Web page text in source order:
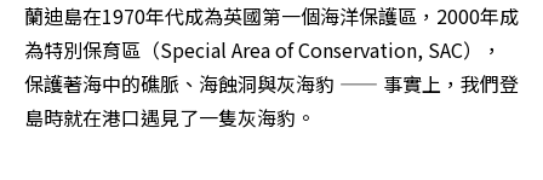
蘭迪島在1970年代成為英國第一個海洋保護區，2000年成
為特別保育區（Special Area of Conservation, SAC），
保護著海中的礁脈、海蝕洞與灰海豹 —— 事實上，我們登
島時就在港口遇見了一隻灰海豹。